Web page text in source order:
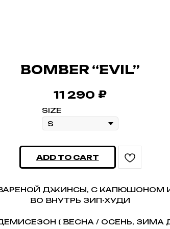
BOMBER “EVIL”
11 290 ₽
SIZE
ADD TO CART
ДЖИНСЫ, С КАПЮШОНОМ
ВО ВНУТРЬ ЗИП-ХУДИ
( ВЕСНА / ОСЕНЬ, ЗИМА